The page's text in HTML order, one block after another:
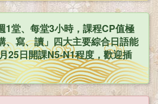
1堂、每堂3小時，課程CP值極
、寫、讀」四大主要綜合日語能
25日開課N5-N1程度，歡迎插